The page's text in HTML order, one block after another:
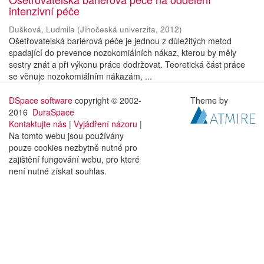
intenzivní péče
Dušková, Ludmila (Jihočeská univerzita, 2012)
Ošetřovatelská bariérová péče je jednou z důležitých metod
spadající do prevence nozokomiálních nákaz, kterou by měly
sestry znát a při výkonu práce dodržovat. Teoretická část práce
se věnuje nozokomiálním nákazám, ...
DSpace software copyright © 2002-
2016 DuraSpace
Kontaktujte nás | Vyjádření názoru |
Na tomto webu jsou používány
pouze cookies nezbytně nutné pro
zajištění fungování webu, pro které
není nutné získat souhlas.
Theme by